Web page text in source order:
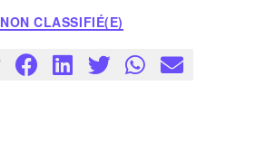
Catégories
NON CLASSIFIÉ(E)